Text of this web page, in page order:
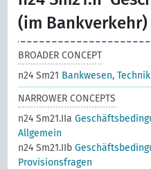
(im Bankverkehr)
BROADER CONCEPT
n24 Sm21 Bankwesen,
NARROWER CONCEPTS
n24 Sm21.IIa
Allgemein
n24 Sm21.IIb
Provisionsfragen